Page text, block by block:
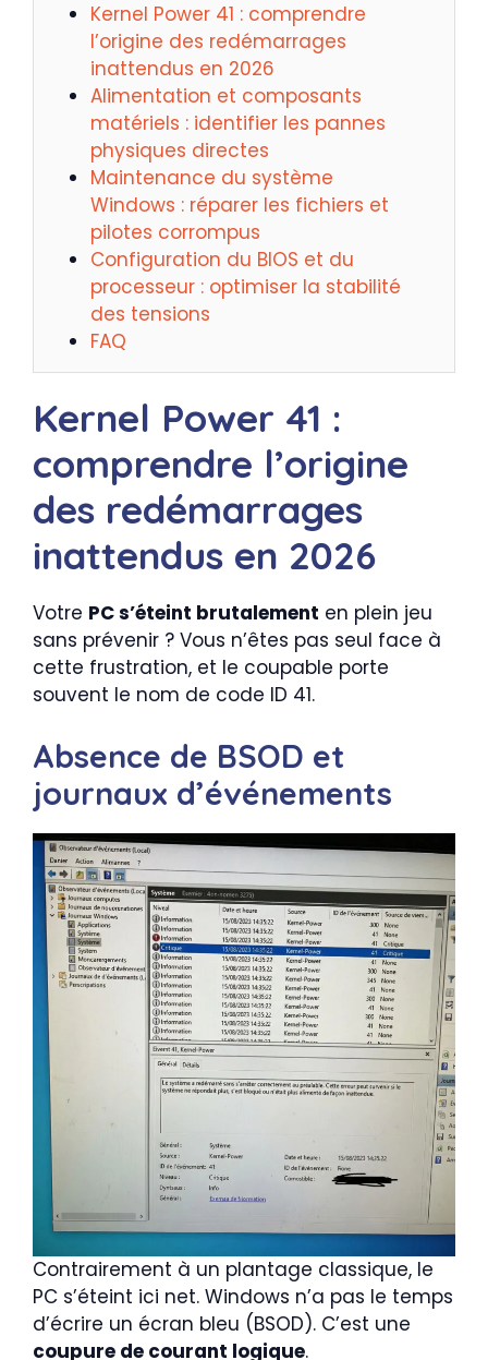
Kernel Power 41 : comprendre
l’origine des redémarrages
inattendus en 2026
Alimentation et composants
matériels : identifier les pannes
physiques directes
Maintenance du système
Windows : réparer les fichiers et
pilotes corrompus
Configuration du BIOS et du
processeur : optimiser la stabilité
des tensions
FAQ
Kernel Power 41 :
comprendre l’origine
des redémarrages
inattendus en 2026
Votre PC s’éteint brutalement en plein jeu
sans prévenir ? Vous n’êtes pas seul face à
cette frustration, et le coupable porte
souvent le nom de code ID 41.
Absence de BSOD et
journaux d’événements
Contrairement à un plantage classique, le
PC s’éteint ici net. Windows n’a pas le temps
d’écrire un écran bleu (BSOD). C’est une
coupure de courant logique.